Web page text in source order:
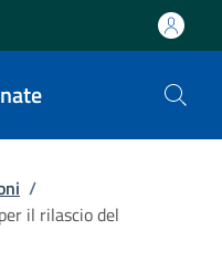
/
il rilascio del